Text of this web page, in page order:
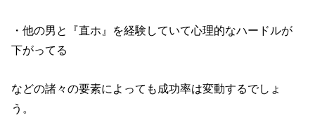
・他の男と『直ホ』を経験していて心理的なハードルが
下がってる
などの諸々の要素によっても成功率は変動するでしょ
う。